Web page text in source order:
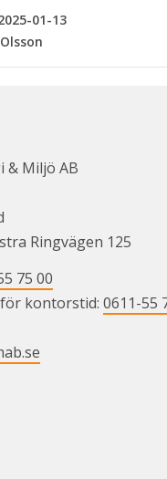
01-13
& Miljö AB
Ringvägen 125
75 00
kontorstid: 0611-55
annan webbplats.